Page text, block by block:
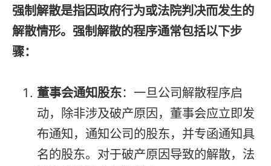
强制解散是指因政府行为或法院判决而发生的
解散情形。强制解散的程序通常包括以下步
骤：
董事会通知股东：一旦公司解散程序启
动，除非涉及破产原因，董事会应立即发
布通知，通知公司的股东，并专函通知具
名的股东。对于破产原因导致的解散，法